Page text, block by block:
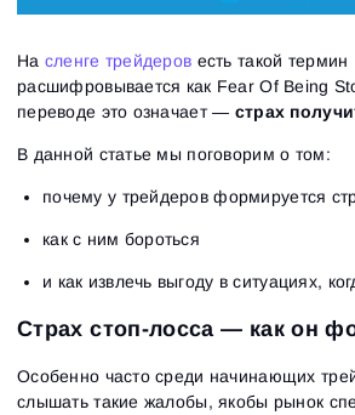
На сленге трейдеров есть такой
расшифровывается как Fear Of Being
переводе это означает — страх
В данной статье мы поговорим о том:
почему у трейдеров формируется
как с ним бороться
и как извлечь выгоду в ситуациях,
Страх стоп-лосса — как он
Особенно часто среди начинающих
слышать такие жалобы, якобы рынок